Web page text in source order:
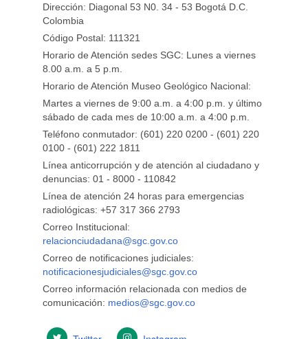
Dirección: Diagonal 53 N0. 34 - 53 Bogotá D.C.
Colombia
Código Postal: 111321
Horario de Atención sedes SGC: Lunes a viernes
8.00 a.m. a 5 p.m.
Horario de Atención Museo Geológico Nacional:
Martes a viernes de 9:00 a.m. a 4:00 p.m. y último
sábado de cada mes de 10:00 a.m. a 4:00 p.m.
Teléfono conmutador: (601) 220 0200 - (601) 220
0100 - (601) 222 1811
Línea anticorrupción y de atención al ciudadano y
denuncias: 01 - 8000 - 110842
Línea de atención 24 horas para emergencias
radiológicas: +57 ​317 366 2793
Correo Institucional:
relacionciudadana@sgc.gov.co
Correo de notificaciones judiciales:
notificacionesjudiciales@sgc.gov.co
Correo información relacionada con medios de
comunicación: medios@sgc.gov.co